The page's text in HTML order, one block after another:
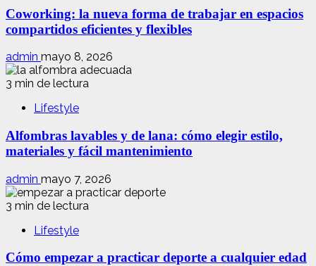
Coworking: la nueva forma de trabajar en espacios
compartidos eficientes y flexibles
admin mayo 8, 2026
3 min de lectura
Lifestyle
Alfombras lavables y de lana: cómo elegir estilo,
materiales y fácil mantenimiento
admin mayo 7, 2026
3 min de lectura
Lifestyle
Cómo empezar a practicar deporte a cualquier edad